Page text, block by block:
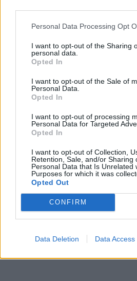
Personal Data Processing Opt
I want to opt-out of the Sharing
personal data.
Opted In
I want to opt-out of the Sale of
Personal Data.
Opted In
I want to opt-out of processing
Personal Data for Targeted
Opted In
I want to opt-out of Collection,
Retention, Sale, and/or Sharing
Personal Data that Is Unrelated
Purposes for which it was
Opted Out
CONFIRM
Data Deletion Data Access
Φωτογραφία iStock
Δείτε επίσης: 16
για τα απογευματινά